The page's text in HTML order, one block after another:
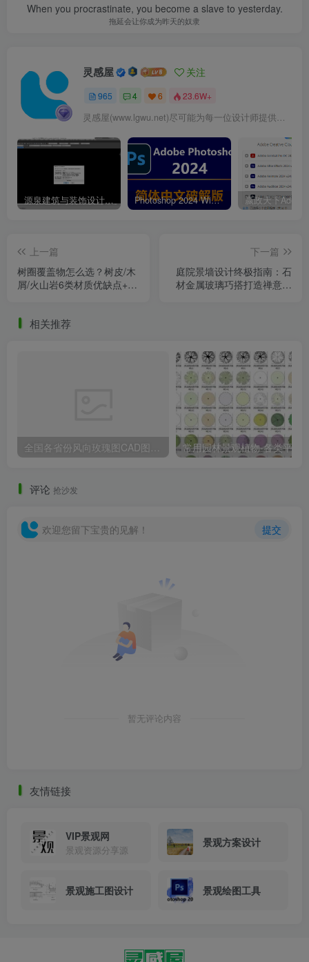
When you procrastinate, you become a slave to yesterday.
拖延会让你成为昨天的奴隶
灵感屋 关注
965 4 6 23.6W+
源泉建筑与装饰设计CAD插件工具箱（YQArch 6.7.4） Photoshop 2024 Win|Mac 简体中文破解版安装包下载及安装教程
上一篇
树圈覆盖物怎么选？树皮/木
屑/火山岩6类材质优缺点+5
下一篇
庭院景墙设计终极指南：石
材金属玻璃巧搭打造禅意与
相关推荐
评论 抢沙发
欢迎您留下宝贵的见解！ 提交
暂无评论内容
友情链接
VIP景观网
景观资源分享源
景观方案设计
景观施工图设计 景观绘图工具